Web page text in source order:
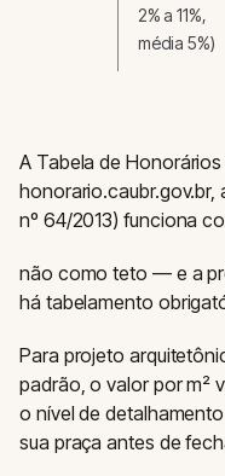
2% a 11%,
média 5%)
A Tabela de
honorario.caubr.gov.br,
nº 64/2013) funciona
não como teto — e a
há tabelamento
Para projeto
padrão, o valor por m²
o nível de
sua praça antes de